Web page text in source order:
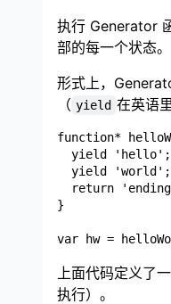
执行 Generator
部的每一个状态。
形式上，
（ yield 在英语
function*
  yield 'hello';
  yield 'world';
return
}
上面代码定义了
执行）。